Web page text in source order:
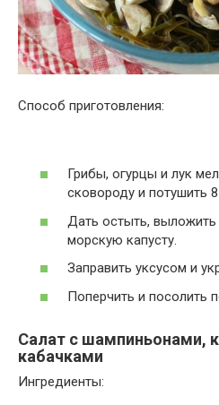
Способ приготовления:
Грибы, огурцы и лук
сковороду и потушить
Дать остыть,
морскую капусту.
Заправить уксусом и
Поперчить и посолить
Салат с шампиньонами,
кабачками
Ингредиенты: